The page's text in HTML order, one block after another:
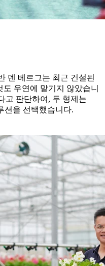
덴 베르그는 최근 건설된
우연에 맡기지 않았습니
고 판단하여, 두 형제는
션을 선택했습니다.